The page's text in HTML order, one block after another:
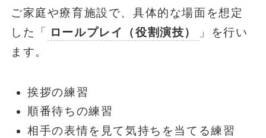
ご家庭や療育施設で、具体的な場面を想定
した「
ロールプレイ（役割演技）
」を行い
ます。
挨拶の練習
順番待ちの練習
相手の表情を見て気持ちを当てる練習